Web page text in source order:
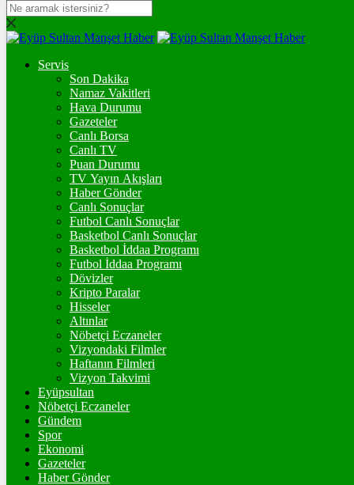
DOLAR
47,7436$% 0.18
EURO
% 0.32
STERLİN
% 0.38
GRAM ALTIN
%2,59
%2,39
BİTCOİN
ETHEREUM
TETHER
Servis
Son Dakika
Namaz Vakitleri
Hava Durumu
Gazeteler
Canlı Borsa
Canlı TV
Puan Durumu
TV Yayın Akışları
Haber Gönder
Canlı Sonuçlar
Futbol Canlı Sonuçlar
Basketbol Canlı Sonuçlar
Basketbol İddaa Programı
Futbol İddaa Programı
Dövizler
Kripto Paralar
Hisseler
Altınlar
Nöbetçi Eczaneler
Vizyondaki Filmler
Haftanın Filmleri
Vizyon Takvimi
Eyüpsultan
Nöbetçi Eczaneler
Gündem
Spor
Ekonomi
Gazeteler
Haber Gönder
20:37 / CHP EYÜPSULTAN İLÇE ÖRGÜTÜ ÜYELERİ